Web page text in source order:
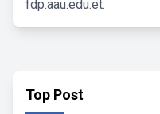
fdp.aau.edu.et.
Top Post